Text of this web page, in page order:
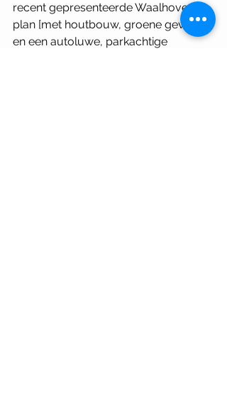
recent gepresenteerde Waalhoven
plan [met houtbouw, groene gevels
en een autoluwe, parkachtige